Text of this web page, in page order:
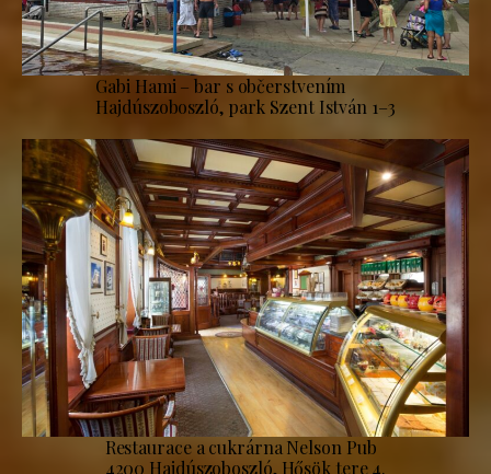
Gabi Hami – bar s občerstvením
Hajdúszoboszló, park Szent István 1–3
Restaurace a cukrárna Nelson Pub
4200 Hajdúszoboszló, Hősök tere 4.